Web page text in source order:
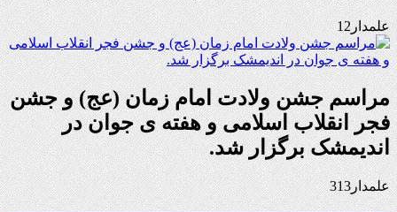
علمدار12
مراسم جشن ولادت امام زمان (عج) و جشن
فجر انقلاب اسلامی و هفته ی جوان در
اندیمشک برگزار شد.
علمدار313